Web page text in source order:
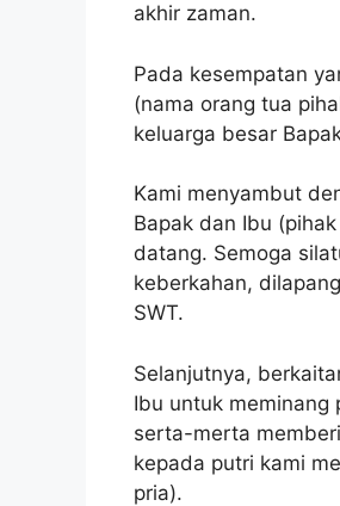
akhir zaman.
Pada kesempatan
(nama orang tua
keluarga besar
Kami menyambut
Bapak dan Ibu
datang. Semoga
keberkahan,
SWT.
Selanjutnya,
Ibu untuk meminang
serta-merta
kepada putri kami
pria).